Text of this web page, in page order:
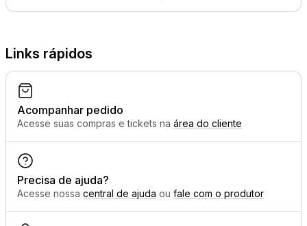
Links rápidos
Acompanhar pedido
Acesse suas compras e tickets na área do cliente
Precisa de ajuda?
Acesse nossa central de ajuda ou fale com o produtor